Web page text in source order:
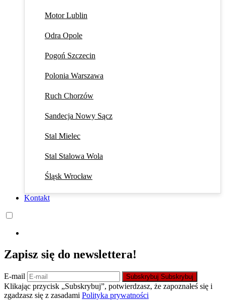
Motor Lublin
Odra Opole
Pogoń Szczecin
Polonia Warszawa
Ruch Chorzów
Sandecja Nowy Sącz
Stal Mielec
Stal Stalowa Wola
Śląsk Wrocław
Kontakt
Zapisz się do newslettera!
E-mail Subskrybuj Subskrybuj
Klikając przycisk „Subskrybuj”, potwierdzasz, że zapoznałeś się i
zgadzasz się z zasadami Polityka prywatności